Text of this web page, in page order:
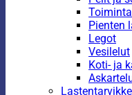
Pienten
Legot
Vesilelut
Koti- ja